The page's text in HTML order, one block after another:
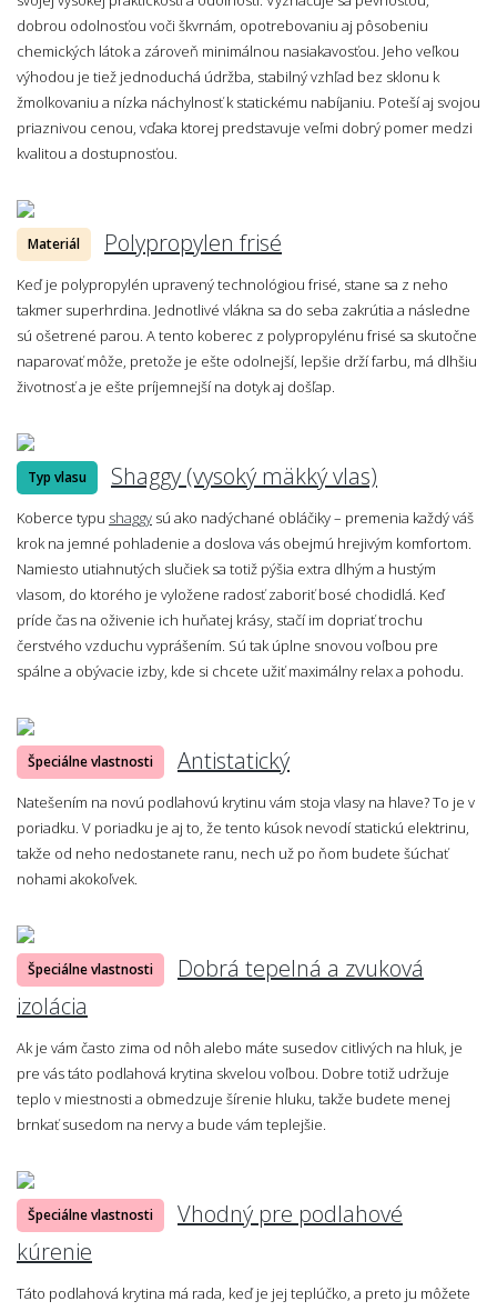
dobrou odolnosťou voči škvrnám, opotrebovaniu aj pôsobeniu
chemických látok a zároveň minimálnou nasiakavosťou. Jeho veľkou
výhodou je tiež jednoduchá údržba, stabilný vzhľad bez sklonu k
žmolkovaniu a nízka náchylnosť k statickému nabíjaniu. Poteší aj svojou
priaznivou cenou, vďaka ktorej predstavuje veľmi dobrý pomer medzi
kvalitou a dostupnosťou.
Materiál Polypropylen frisé
Keď je polypropylén upravený technológiou frisé, stane sa z neho
takmer superhrdina. Jednotlivé vlákna sa do seba zakrútia a následne
sú ošetrené parou. A tento koberec z polypropylénu frisé sa skutočne
naparovať môže, pretože je ešte odolnejší, lepšie drží farbu, má dlhšiu
životnosť a je ešte príjemnejší na dotyk aj došľap.
Typ vlasu Shaggy (vysoký mäkký vlas)
Koberce typu shaggy sú ako nadýchané obláčiky – premenia každý váš
krok na jemné pohladenie a doslova vás obejmú hrejivým komfortom.
Namiesto utiahnutých slučiek sa totiž pýšia extra dlhým a hustým
vlasom, do ktorého je vyložene radosť zaboriť bosé chodidlá. Keď
príde čas na oživenie ich huňatej krásy, stačí im dopriať trochu
čerstvého vzduchu vyprášením. Sú tak úplne snovou voľbou pre
spálne a obývacie izby, kde si chcete užiť maximálny relax a pohodu.
Špeciálne vlastnosti Antistatický
Natešením na novú podlahovú krytinu vám stoja vlasy na hlave? To je v
poriadku. V poriadku je aj to, že tento kúsok nevodí statickú elektrinu,
takže od neho nedostanete ranu, nech už po ňom budete šúchať
nohami akokoľvek.
Špeciálne vlastnosti
Dobrá tepelná a zvuková
izolácia
Ak je vám často zima od nôh alebo máte susedov citlivých na hluk, je
pre vás táto podlahová krytina skvelou voľbou. Dobre totiž udržuje
teplo v miestnosti a obmedzuje šírenie hluku, takže budete menej
brnkať susedom na nervy a bude vám teplejšie.
Špeciálne vlastnosti
Vhodný pre podlahové
kúrenie
Táto podlahová krytina má rada, keď je jej teplúčko, a preto ju môžete